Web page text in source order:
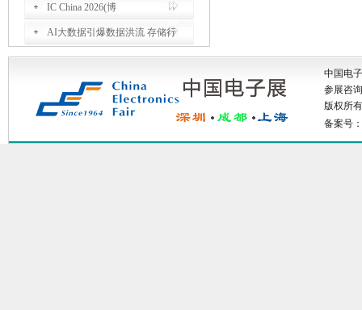
IC China 2026(博
AI大数据引爆数据洪流 存储行
中国电
参展咨
版权所
备案号：